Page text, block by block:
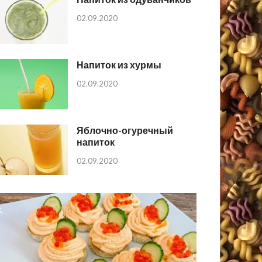
02.09.2020
Напиток из хурмы
02.09.2020
Яблочно-огуречный
напиток
02.09.2020